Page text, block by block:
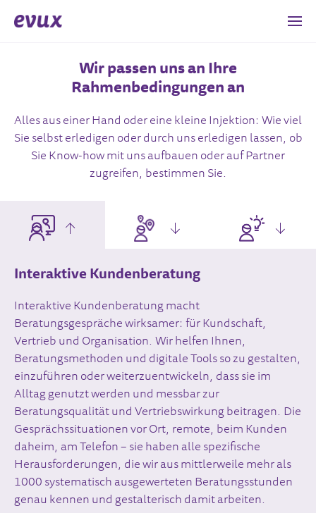
Wir passen uns an Ihre
Rahmenbedingungen an
Alles aus einer Hand oder eine kleine Injektion: Wie viel
Sie selbst erledigen oder durch uns erledigen lassen, ob
Sie Know-how mit uns aufbauen oder auf Partner
zugreifen, bestimmen Sie.
Interaktive Kundenberatung
Interaktive Kundenberatung macht
Beratungsgespräche wirksamer: für Kundschaft,
Vertrieb und Organisation. Wir helfen Ihnen,
Beratungsmethoden und digitale Tools so zu gestalten,
einzuführen oder weiterzuentwickeln, dass sie im
Alltag genutzt werden und messbar zur
Beratungsqualität und Vertriebswirkung beitragen. Die
Gesprächssituationen vor Ort, remote, beim Kunden
daheim, am Telefon – sie haben alle spezifische
Herausforderungen, die wir aus mittlerweile mehr als
1000 systematisch ausgewerteten Beratungsstunden
genau kennen und gestalterisch damit arbeiten.